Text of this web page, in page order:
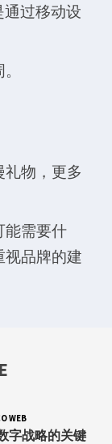
过移动设
物，更多
能需要什
视品牌的建
WEB
字战略的关键